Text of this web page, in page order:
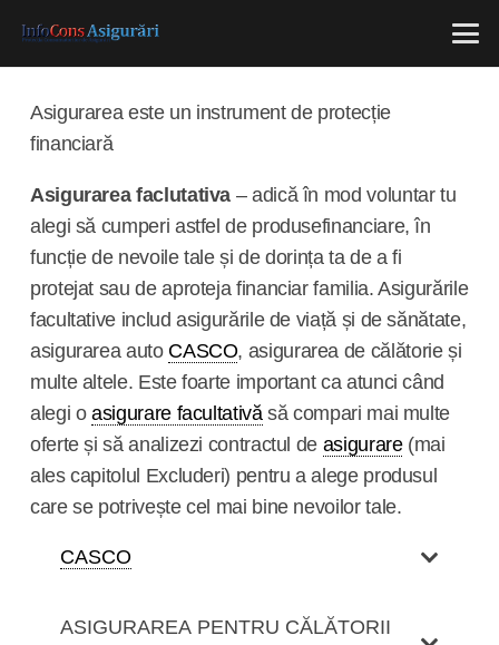
Asigurarea este un instrument de protecție
financiară
Asigurarea faclutativa – adică în mod voluntar tu
alegi să cumperi astfel de produsefinanciare, în
funcție de nevoile tale și de dorința ta de a fi
protejat sau de aproteja financiar familia. Asigurările
facultative includ asigurările de viață și de sănătate,
asigurarea auto CASCO, asigurarea de călătorie și
multe altele. Este foarte important ca atunci când
alegi oasigurare facultativăsă compari mai multe
oferte și să analizezi contractul de asigurare(mai
ales capitolul Excluderi) pentru a alege produsul
care se potrivește cel mai bine nevoilor tale.
CASCO
ASIGURAREA PENTRU CĂLĂTORII